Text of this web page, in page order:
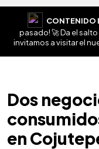
CONTENIDO
pasado! 🚀 Da el
invitamos a visitar el
Dos
en